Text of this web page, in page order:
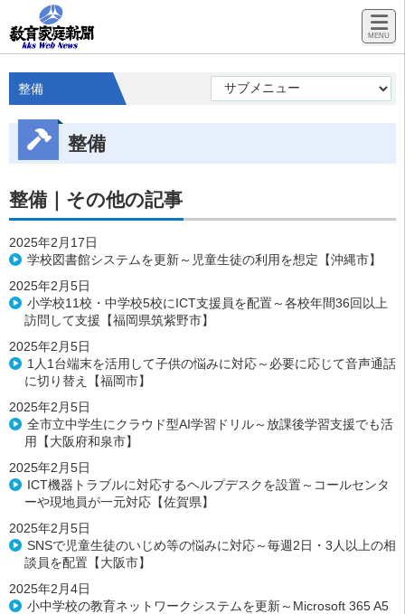
整備
整備
整備｜その他の記事
2025年2月17日
学校図書館システムを更新～児童生徒の利用を想定【沖縄市】
2025年2月5日
小学校11校・中学校5校にICT支援員を配置～各校年間36回以上
訪問して支援【福岡県筑紫野市】
2025年2月5日
1人1台端末を活用して子供の悩みに対応～必要に応じて音声通話
に切り替え【福岡市】
2025年2月5日
全市立中学生にクラウド型AI学習ドリル～放課後学習支援でも活
用【大阪府和泉市】
2025年2月5日
ICT機器トラブルに対応するヘルプデスクを設置～コールセンタ
ーや現地員が一元対応【佐賀県】
2025年2月5日
SNSで児童生徒のいじめ等の悩みに対応～毎週2日・3人以上の相
談員を配置【大阪市】
2025年2月4日
小中学校の教育ネットワークシステムを更新～Microsoft 365 A5